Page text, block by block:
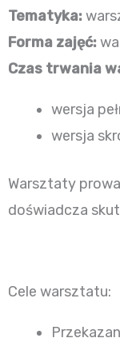
Tematyka:
Forma zajęć:
Czas trwania
wersja
wersja
Warsztaty
doświadcza
Cele warsztatu: